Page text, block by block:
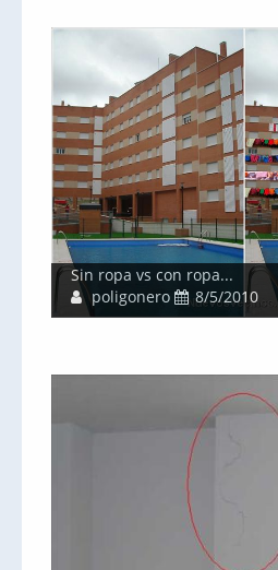
Sin ropa vs con ropa...
poligonero
8/5/2010